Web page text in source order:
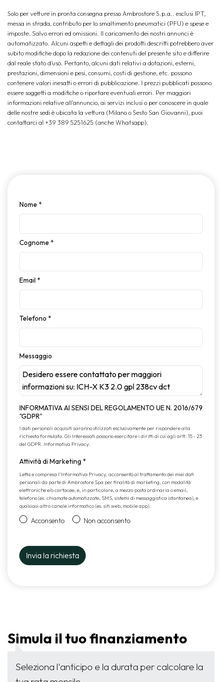
Solo per vetture in pronta consegna presso Ambrostore S.p.a.. esclusi IPT,
messa in strada, contributo per lo smaltimento pneumatici (PFU) e spese e
imposte. Salvo errori ed omissioni. Il caricamento dei nostri annunci è
automatizzato. Alcuni aspetti e dettagli dei prodotti descritti potrebbero aver
subito modifiche dopo la redazione dei contenuti del presente sito e differire
dal reale stato d’uso. Pertanto, alcuni dati relativi a dotazioni, esterni,
prestazioni, dimensioni e pesi, consumi, costi di gestione, etc. possono
contenere valori inesatti o errori di pubblicazione. I prezzi pubblicati possono
essere soggetti a modifiche o riportare eventuali errori. Per maggiori
informazioni relative all'annuncio, ai servizi inclusi o per conoscere in quale
delle nostre sedi è ubicata la vettura (Milano o Sesto San Giovanni), puoi
contattarci al +39 389 5251625 (anche Whatsapp).
Nome *
Cognome *
Email *
Telefono *
Messaggio
INFORMATIVA AI SENSI DEL REGOLAMENTO UE N. 2016/679
"GDPR"
I dati personali acquisiti saranno utilizzati esclusivamente per rispondere alla
richiesta formulata. Gli Interessati possono esercitare i diritti di cui agli artt. 15 - 23
del GDPR. Informativa Privacy.
Attività di Marketing *
Letta e compresa l’Informativa Privacy, acconsento al trattamento dei miei dati
personali da parte di Ambrostore Spa per finalità di marketing, con modalità
elettroniche e/o cartacee, e, in particolare, a mezzo posta ordinaria o email,
telefono (es. chiamate automatizzate, SMS, sistemi di messaggistica istantanea), e
qualsiasi altro canale informatico (es. siti web, mobile app).
Acconsento Non acconsento
Simula il tuo finanziamento
Seleziona l'anticipo e la durata per calcolare la